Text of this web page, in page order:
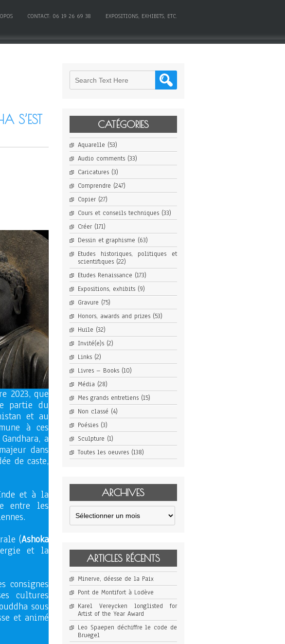
CONTACT: 06 19 26 69 38 EXPOSITIONS, EXHIBITS, ETC.
S’EST
2023, que
partie du
et au
à ces
a
dans
de caste,
et à la
entre les
(Ashoka
et la
consignes
cultures
sous
et animé
CATÉGORIES
Aquarelle (53)
Audio comments(33)
Caricatures(3)
Comprendre (247)
Copier(27)
Cours et conseils techniques(33)
Créer(171)
Dessin et graphisme (63)
Etudes historiques, politiques et
scientifiques(22)
Etudes Renaissance (173)
Expositions, exhibits(9)
Gravure (75)
Honors, awards and prizes(53)
Huile (32)
Invité(e)s(2)
Links(2)
Livres – Books(10)
Média (28)
Mes grands entretiens(15)
Non classé (4)
Poésies(3)
Sculpture (1)
Toutes les oeuvres(138)
ARCHIVES
Archives
ARTICLES RÉCENTS
Minerve, déesse de la Paix
Pont de Montifort à Lodève
Karel Vereycken longlisted for
Artist of the Year Award
Leo Spaepen déchiffre le code de
Bruegel